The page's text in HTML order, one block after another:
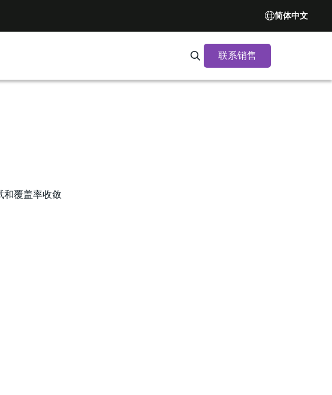
简体中文
Search Synopsys.com
联系销售
和覆盖率收敛